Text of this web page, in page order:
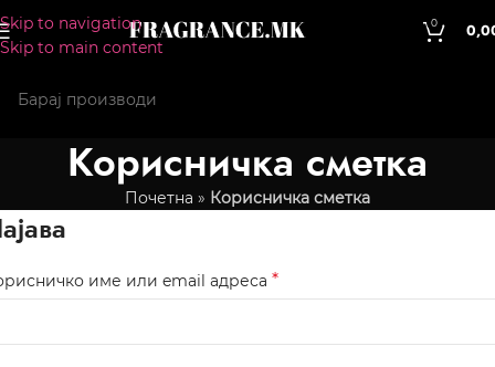
Skip to navigation
Skip to main content
0
Корисничка сметка
Почетна » Корисничка сметка
име или email адреса *